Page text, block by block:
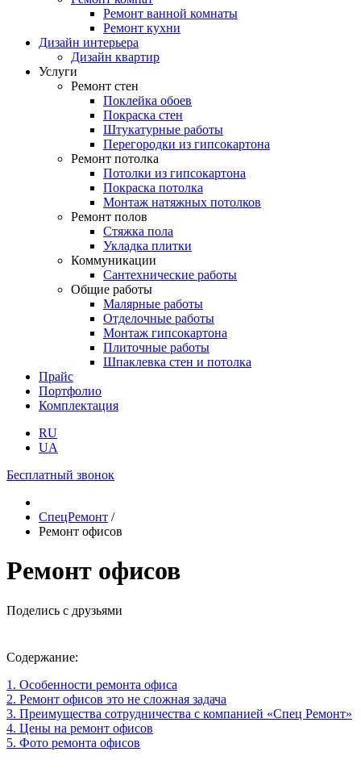
Ремонт ванной комнаты
Ремонт кухни
Дизайн интерьера
Дизайн квартир
Услуги
Ремонт стен
Поклейка обоев
Покраска стен
Штукатурные работы
Перегородки из гипсокартона
Ремонт потолка
Потолки из гипсокартона
Покраска потолка
Монтаж натяжных потолков
Ремонт полов
Стяжка пола
Укладка плитки
Коммуникации
Сантехнические работы
Общие работы
Малярные работы
Отделочные работы
Монтаж гипсокартона
Плиточные работы
Шпаклевка стен и потолка
Прайс
Портфолио
Комплектация
RU
UA
Бесплатный звонок
СпецРемонт /
Ремонт офисов
Ремонт офисов
Поделись с друзьями
Содержание:
1. Особенности ремонта офиса
2. Ремонт офисов это не сложная задача
3. Преимущества сотрудничества с компанией «Спец Ремонт»
4. Цены на ремонт офисов
5. Фото ремонта офисов